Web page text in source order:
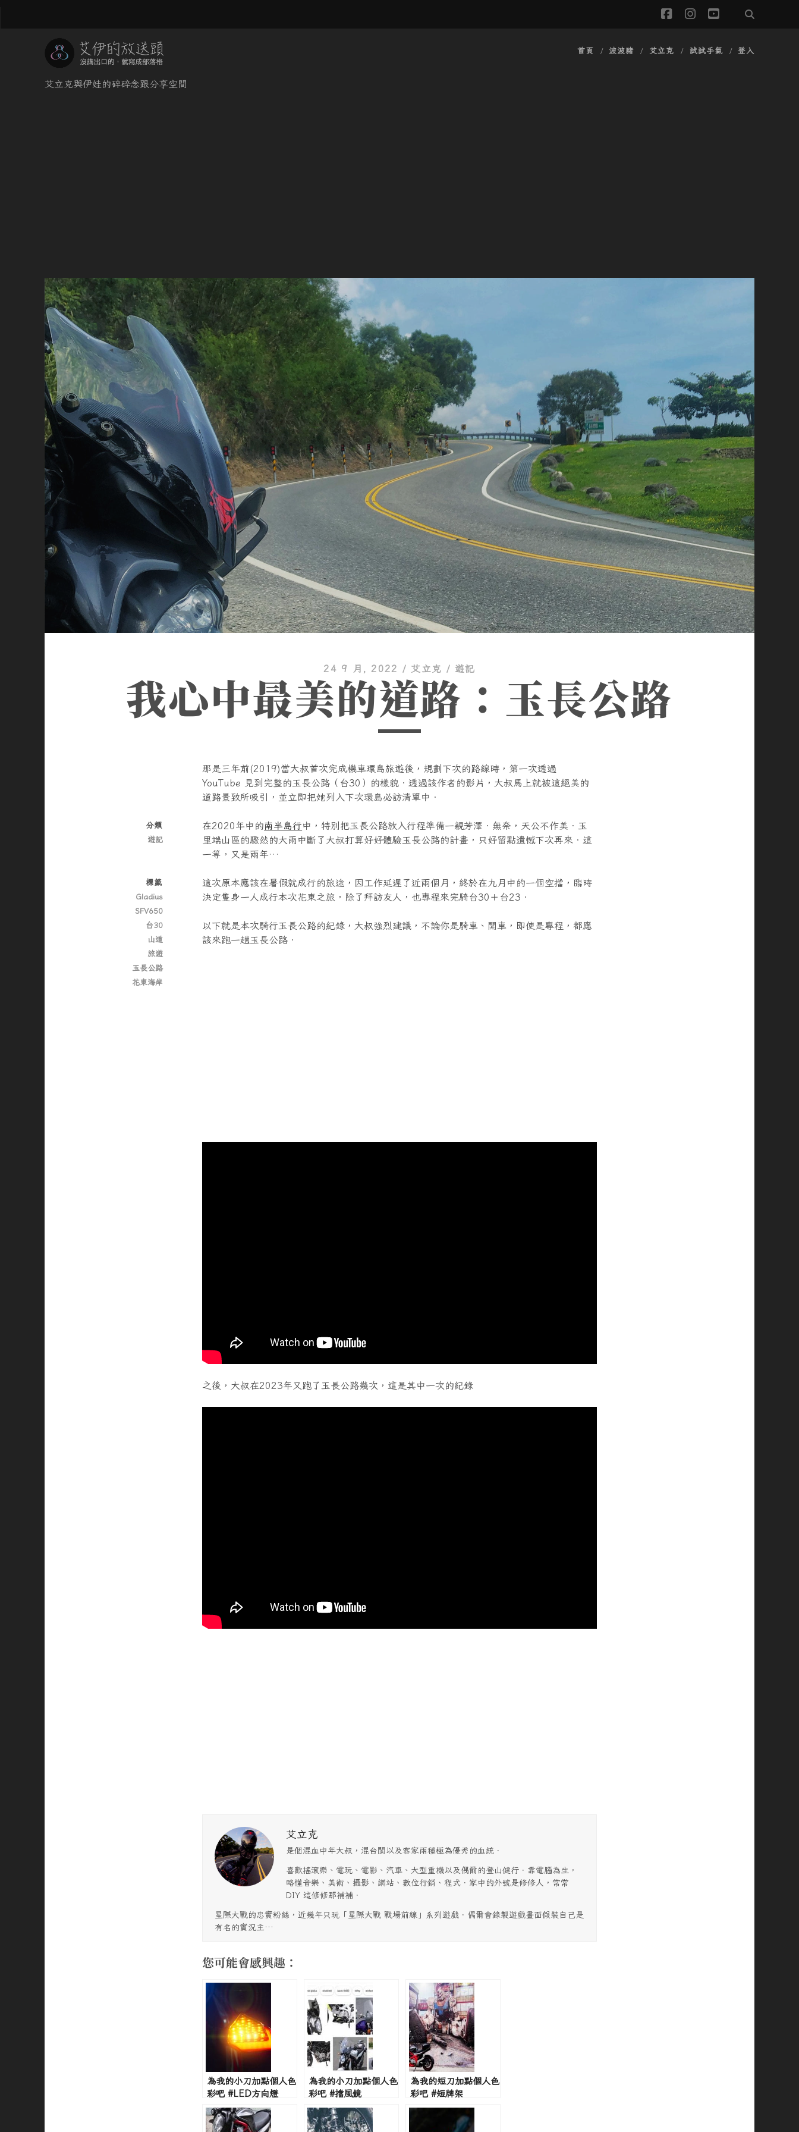
facebook
instagram
youtube
艾立克與伊娃的碎碎念跟分享空間
首頁 波波豬 艾立克 試試手氣 登入
24 9 月, 2022 / 艾立克 / 遊記
我心中最美的道路：玉長公路
那是三年前(2019)當大叔首次完成機車環島旅遊後，規劃下次的路線時，第一次透過
YouTube 見到完整的玉長公路（台30）的樣貌．透過該作者的影片，大叔馬上就被這絕美的
道路景致所吸引，並立即把她列入下次環島必訪清單中．
在2020年中的南半島行中，特別把玉長公路放入行程準備一親芳澤．無奈，天公不作美．玉
里端山區的驟然的大雨中斷了大叔打算好好體驗玉長公路的計畫，只好留點遺憾下次再來．這
一等，又是兩年…
這次原本應該在暑假就成行的旅途，因工作延遲了近兩個月，終於在九月中的一個空擋，臨時
決定隻身一人成行本次花東之旅，除了拜訪友人，也專程來完騎台30＋台23．
以下就是本次騎行玉長公路的紀錄，大叔強烈建議，不論你是騎車、開車，即使是專程，都應
該來跑一趟玉長公路．
之後，大叔在2023年又跑了玉長公路幾次，這是其中一次的紀錄
艾立克
是個混血中年大叔，混台閩以及客家兩種極為優秀的血統．
喜歡搖滾樂、電玩、電影、汽車、大型重機以及偶爾的登山健行．靠電腦為生，
略懂音樂、美術、攝影、網站、數位行銷、程式．家中的外號是修修人，常常
DIY 這修修那補補．
星際大戰的忠實粉絲，近幾年只玩「星際大戰 戰場前線」系列遊戲．偶爾會錄製遊戲畫面假裝自己是
有名的實況主…
您可能會感興趣：
為我的小刀加點個人色
彩吧 #LED方向燈
為我的小刀加點個人色
彩吧 #擋風鏡
為我的短刀加點個人色
彩吧 #短牌架
分類
遊記
標籤
Gladius
SFV650
台30
山道
旅遊
玉長公路
花東海岸